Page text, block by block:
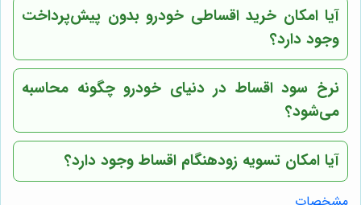
آیا امکان خرید اقساطی خودرو بدون پیش‌پرداخت
وجود دارد؟
نرخ سود اقساط در دنیای خودرو چگونه محاسبه
می‌شود؟
آیا امکان تسویه زودهنگام اقساط وجود دارد؟